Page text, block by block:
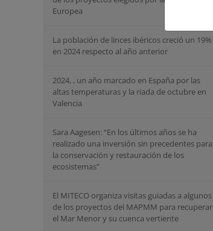
Europea
La población de linces ibéricos creció un 19%
en 2024 respecto al año anterior
2024, , un año marcado en España por las
altas temperaturas y la riada de octubre en
Valencia
Sara Aagesen: “En los últimos años se ha
realizado una inversión sin precedentes para
la conservación y restauración de los
ecosistemas”
El MITECO organiza visitas guiadas a algunos
de los proyectos del MAPMM para recuperar
el Mar Menor y su cuenca vertiente